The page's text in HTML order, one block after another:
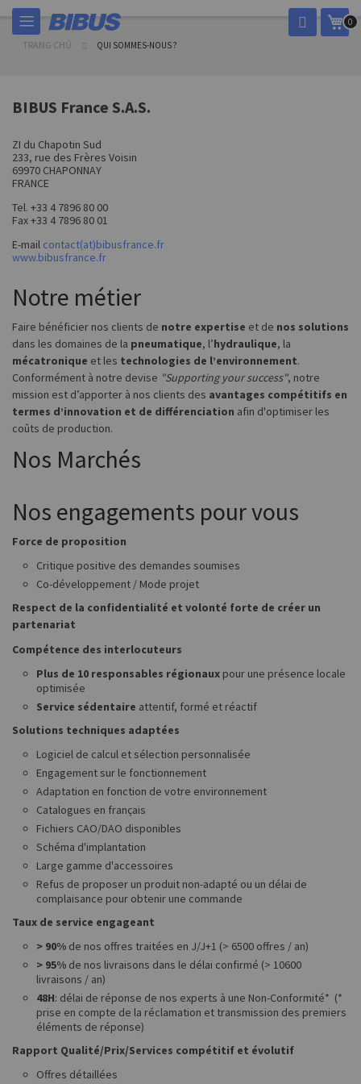
Chuyển
đến
nội
0
TRANG CHỦ QUI SOMMES-NOUS ?
BIBUS France S.A.S.
ZI du Chapotin Sud
233, rue des Frères Voisin
69970 CHAPONNAY
FRANCE
Tel. +33 4 7896 80 00
Fax +33 4 7896 80 01
E-mail contact(at)bibusfrance.fr
www.bibusfrance.fr
Notre métier
Faire bénéficier nos clients de notre expertise et de nos solutions
dans les domaines de la pneumatique, l’hydraulique, la
mécatronique et les technologies de l’environnement.
Conformément à notre devise "Supporting your success", notre
mission est d’apporter à nos clients des avantages compétitifs en
termes d’innovation et de différenciation afin d'optimiser les
coûts de production.
Nos Marchés
Nos engagements pour vous
Force de proposition
Critique positive des demandes soumises
Co-développement / Mode projet
Respect de la confidentialité et volonté forte de créer un
partenariat
Compétence des interlocuteurs
Plus de 10 responsables régionaux pour une présence locale
optimisée
Service sédentaire attentif, formé et réactif
Solutions techniques adaptées
Logiciel de calcul et sélection personnalisée
Engagement sur le fonctionnement
Adaptation en fonction de votre environnement
Catalogues en français
Fichiers CAO/DAO disponibles
Schéma d'implantation
Large gamme d'accessoires
Refus de proposer un produit non-adapté ou un délai de
complaisance pour obtenir une commande
Taux de service engageant
> 90% de nos offres traitées en J/J+1 (> 6500 offres / an)
> 95% de nos livraisons dans le délai confirmé (> 10600
livraisons / an)
48H: délai de réponse de nos experts à une Non-Conformité* (*
prise en compte de la réclamation et transmission des premiers
éléments de réponse)
Rapport Qualité/Prix/Services compétitif et évolutif
Offres détaillées